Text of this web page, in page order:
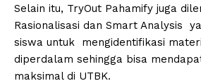
Selain itu, TryOut Pahamify juga
Rasionalisasi dan Smart Analysis
siswa untuk mengidentifikasi
diperdalam sehingga bisa
maksimal di UTBK.